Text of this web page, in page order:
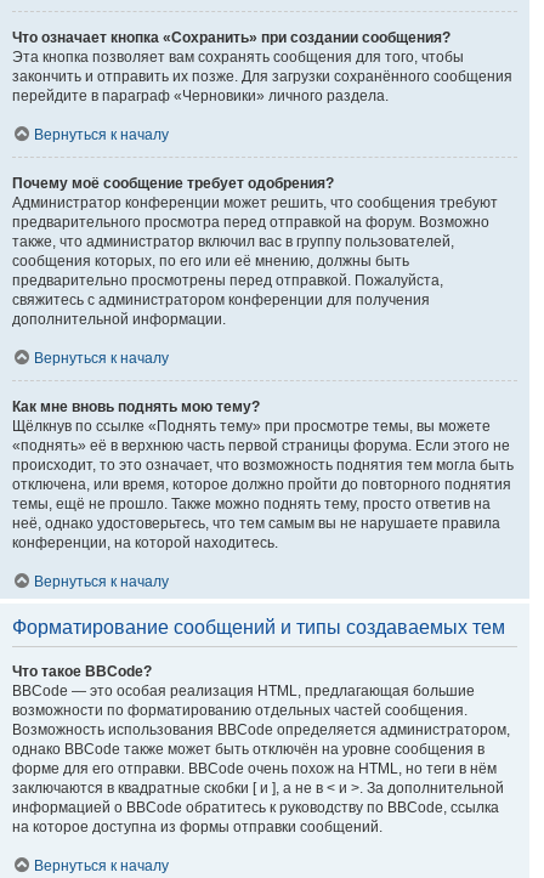
Что означает кнопка «Сохранить» при создании сообщения?
Эта кнопка позволяет вам сохранять сообщения для того, чтобы
закончить и отправить их позже. Для загрузки сохранённого сообщения
перейдите в параграф «Черновики» личного раздела.
Вернуться к началу
Почему моё сообщение требует одобрения?
Администратор конференции может решить, что сообщения требуют
предварительного просмотра перед отправкой на форум. Возможно
также, что администратор включил вас в группу пользователей,
сообщения которых, по его или её мнению, должны быть
предварительно просмотрены перед отправкой. Пожалуйста,
свяжитесь с администратором конференции для получения
дополнительной информации.
Вернуться к началу
Как мне вновь поднять мою тему?
Щёлкнув по ссылке «Поднять тему» при просмотре темы, вы можете
«поднять» её в верхнюю часть первой страницы форума. Если этого не
происходит, то это означает, что возможность поднятия тем могла быть
отключена, или время, которое должно пройти до повторного поднятия
темы, ещё не прошло. Также можно поднять тему, просто ответив на
неё, однако удостоверьтесь, что тем самым вы не нарушаете правила
конференции, на которой находитесь.
Вернуться к началу
Форматирование сообщений и типы создаваемых тем
Что такое BBCode?
BBCode — это особая реализация HTML, предлагающая большие
возможности по форматированию отдельных частей сообщения.
Возможность использования BBCode определяется администратором,
однако BBCode также может быть отключён на уровне сообщения в
форме для его отправки. BBCode очень похож на HTML, но теги в нём
заключаются в квадратные скобки [ и ], а не в < и >. За дополнительной
информацией о BBCode обратитесь к руководству по BBCode, ссылка
на которое доступна из формы отправки сообщений.
Вернуться к началу